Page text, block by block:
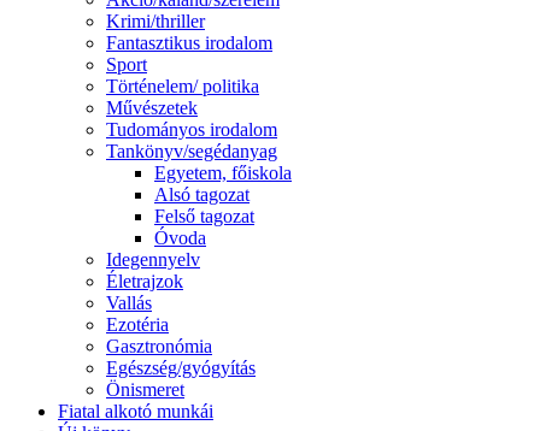
Krimi/thriller
Fantasztikus irodalom
Sport
Történelem/ politika
Művészetek
Tudományos irodalom
Tankönyv/segédanyag
Egyetem, főiskola
Alsó tagozat
Felső tagozat
Óvoda
Idegennyelv
Életrajzok
Vallás
Ezotéria
Gasztronómia
Egészség/gyógyítás
Önismeret
Fiatal alkotó munkái